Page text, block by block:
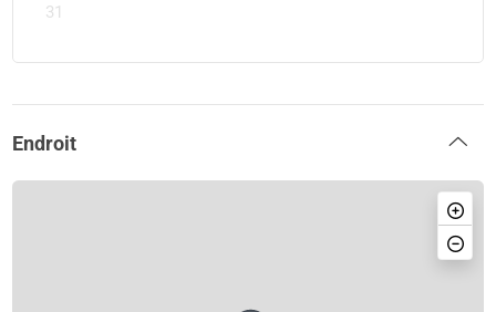
31
Endroit